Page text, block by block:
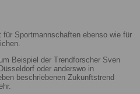
Sportmannschaften ebenso wie für
Beispiel der Trendforscher Sven
oder anderswo in
beschriebenen Zukunftstrend